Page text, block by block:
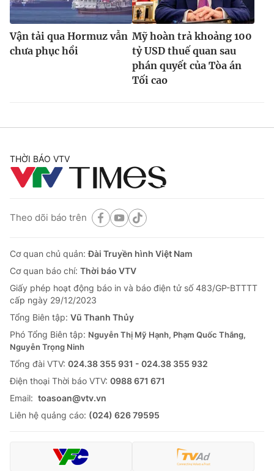
Vận tải qua Hormuz vẫn
chưa phục hồi
Mỹ hoàn trả khoảng 100
tỷ USD thuế quan sau
phán quyết của Tòa án
Tối cao
THỜI BÁO VTV
Theo dõi báo trên
Cơ quan chủ quản:Đài Truyền hình Việt Nam
Cơ quan báo chí: Thời báo VTV
Giấy phép hoạt động báo in và báo điện tử số 483/GP-BTTTT
cấp ngày 29/12/2023
Tổng Biên tập: Vũ Thanh Thủy
Phó Tổng Biên tập: Nguyễn Thị Mỹ Hạnh, Phạm Quốc Thắng,
Nguyễn Trọng Ninh
Tổng đài VTV: 024.38 355 931 - 024.38 355 932
Ðiện thoại Thời báo VTV: 0988 671 671
Email: toasoan@vtv.vn
Liên hệ quảng cáo: (024) 626 79595